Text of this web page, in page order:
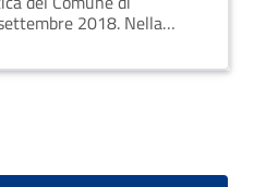
2018. Nella
NEW FOOD non ha